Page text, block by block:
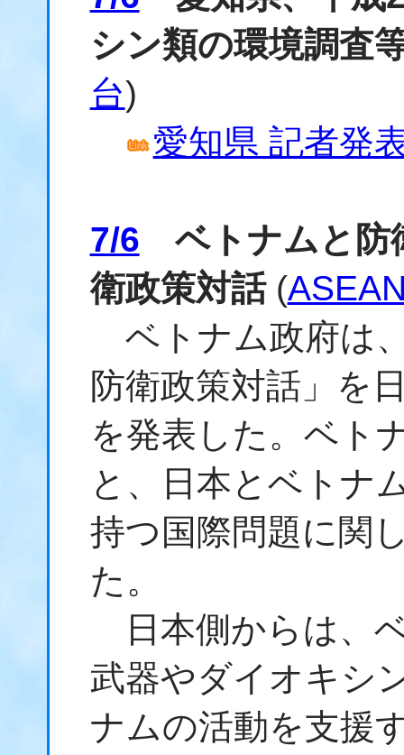
シン類の環境調査
台)
愛知県 記者発
7/6 ベトナムと防
衛政策対話(
ベトナム政府は
防衛政策対話」を
を発表した。ベト
と、日本とベトナ
持つ国際問題に関
た。
日本側からは、
武器やダイオキシ
ナムの活動を支援